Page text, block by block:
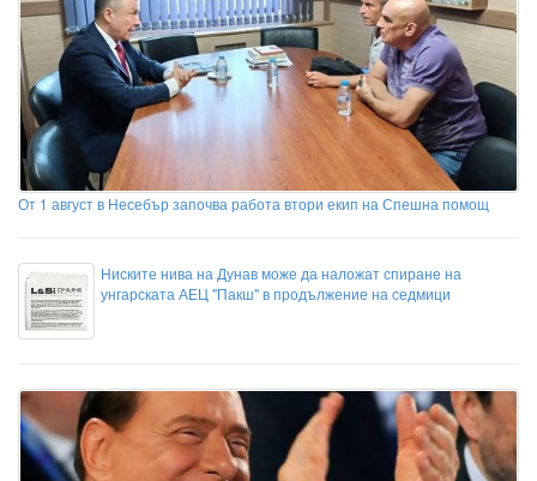
От 1 август в Несебър започва работа втори екип на Спешна помощ
Ниските нива на Дунав може да наложат спиране на
унгарската АЕЦ "Пакш" в продължение на седмици